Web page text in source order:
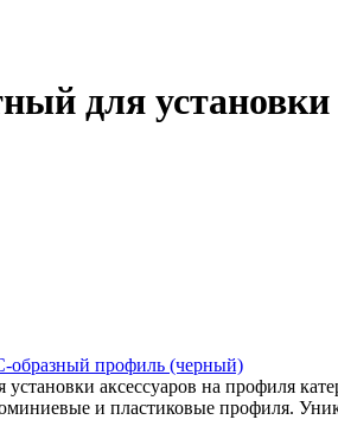
для
образный профиль (черный)
аксессуаров на профиля
и пластиковые профиля.